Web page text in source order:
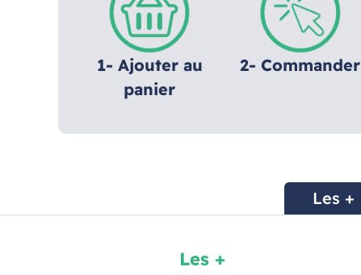
1- Ajouter au
panier
2- Commander
Les +
Les +